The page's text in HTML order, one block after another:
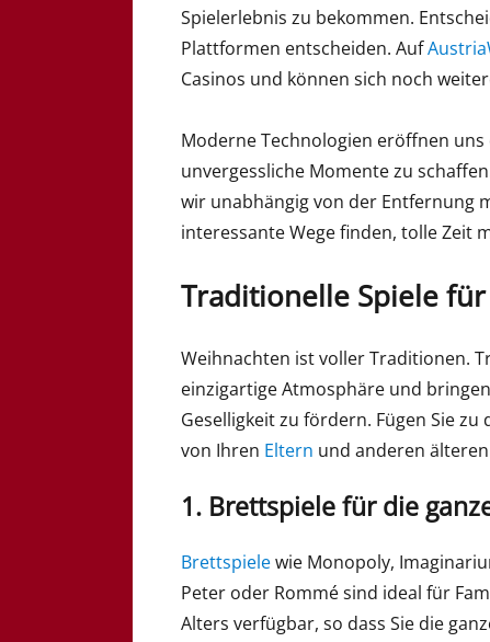
Spielerlebnis zu bekommen.
Plattformen entscheiden. Auf
Casinos und können sich noch
Moderne Technologien eröffnen
unvergessliche Momente zu
wir unabhängig von der Entfernung
interessante Wege finden, tolle Zeit
Traditionelle Spiele
Weihnachten ist voller Traditionen.
einzigartige Atmosphäre und
Geselligkeit zu fördern. Fügen Sie
von Ihren Eltern und anderen
1. Brettspiele für die
Brettspielewie Monopoly,
Peter oder Rommé sind ideal für
Alters verfügbar, so dass Sie die